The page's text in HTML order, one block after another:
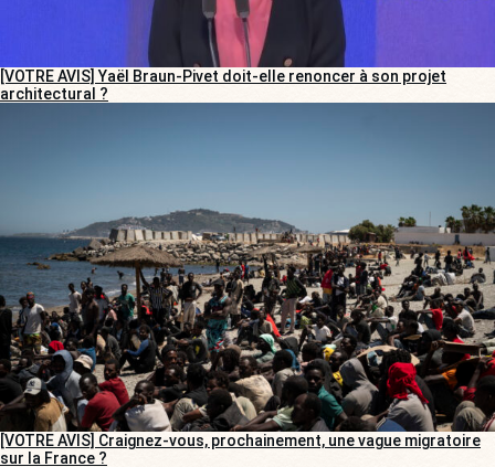
[VOTRE AVIS] Yaël Braun-Pivet doit-elle renoncer à son projet
architectural ?
[VOTRE AVIS] Craignez-vous, prochainement, une vague migratoire
sur la France ?